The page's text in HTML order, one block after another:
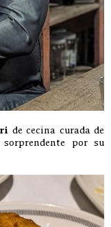
de cecina curada de
por su